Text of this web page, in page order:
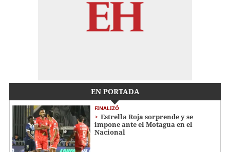
EN PORTADA
FINALIZÓ
Estrella Roja sorprende y se
impone ante el Motagua en el
Nacional